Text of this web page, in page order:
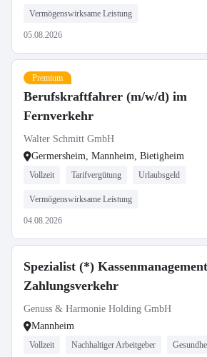
Vermögenswirksame Leistung
05.08.2026
Premium
Berufskraftfahrer (m/w/d) im
Fernverkehr
Walter Schmitt GmbH
Germersheim, Mannheim, Bietigheim
Vollzeit Tarifvergütung Urlaubsgeld
Vermögenswirksame Leistung
04.08.2026
Spezialist (*)
Zahlungsverkehr
Genuss & Harmonie Holding GmbH
Mannheim
Vollzeit Nachhaltiger Arbeitgeber